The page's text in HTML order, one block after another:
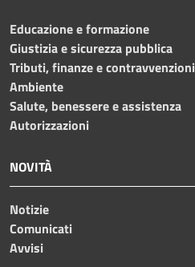
Educazione e formazione
Giustizia e sicurezza pubblica
Tributi, finanze e contravvenzioni
Ambiente
Salute, benessere e assistenza
Autorizzazioni
NOVITÀ
Notizie
Comunicati
Avvisi